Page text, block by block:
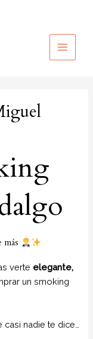
MAIN
más
verte elegante,
un smoking
nadie te dice…